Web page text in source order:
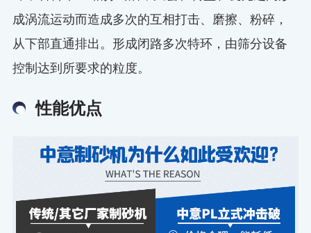
成涡流运动而造成多次的互相打击、磨擦、粉碎，
从下部直通排出。形成闭路多次特环，由筛分设备
控制达到所要求的粒度。
性能优点